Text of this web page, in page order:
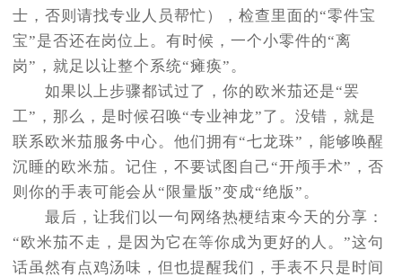
士，否则请找专业人员帮忙），检查里面的“零件宝
宝”是否还在岗位上。有时候，一个小零件的“离
岗”，就足以让整个系统“瘫痪”。
如果以上步骤都试过了，你的欧米茄还是“罢
工”，那么，是时候召唤“专业神龙”了。没错，就是
联系欧米茄服务中心。他们拥有“七龙珠”，能够唤醒
沉睡的欧米茄。记住，不要试图自己“开颅手术”，否
则你的手表可能会从“限量版”变成“绝版”。
最后，让我们以一句网络热梗结束今天的分享：
“欧米茄不走，是因为它在等你成为更好的人。”这句
话虽然有点鸡汤味，但也提醒我们，手表不只是时间